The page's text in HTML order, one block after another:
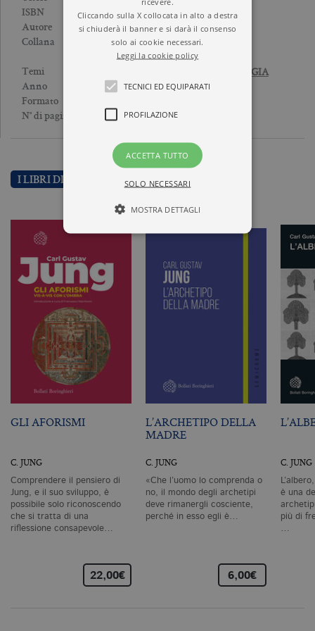
ISBN 9788833932446
Autore CARL GUSTAV JUNG
Collana
UNIVERSALE BOLLATI
BORINGHIERI
Temi PSICOANALISI E PSICOLOGIA
Anno 2019
Formato
N° di pagine 224
I LIBRI DI CARL GUSTAV JUNG
GLI AFORISMI
C. JUNG
Comprendere il pensiero di
Jung, e il suo sviluppo, è
possibile solo riconoscendo
che si tratta di una
riflessione consapevole…
22,00€
L’ARCHETIPO DELLA
MADRE
C. JUNG
«Che l’uomo lo comprenda o
no, il mondo degli archetipi
deve rimanergli cosciente,
perché in esso egli è…
6,00€
C. JUNG
è una
più di
…
Cliccando sulla X collocata in alto a destra
si chiuderà il banner e si darà il consenso
solo ai cookie necessari.
Leggi la cookie policy
TECNICI ED EQUIPARATI
PROFILAZIONE
ACCETTA TUTTO
SOLO NECESSARI
MOSTRA DETTAGLI
Tecnici ed equiparati
Profilazione
I cookie tecnici sono strettamente
necessari, consentono la funzionalità
del sito Web principale come l'accesso
degli utenti e la gestione dell'account. Il
sito Web non può essere utilizzato
correttamente senza i cookie
strettamente necessari. Col rispetto
delle condizioni previste dal Garante, i
consenso.
CookieScriptConsent
1 mese